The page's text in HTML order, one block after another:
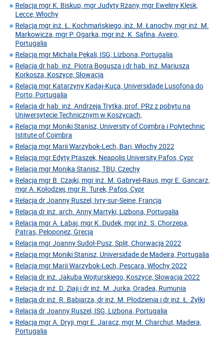
Relacja mgr K. Biskup, mgr Judyty Rżany, mgr Eweliny Klęsk,
Lecce, Włochy
Relacja mgr inż. Ł. Kochmańskiego, inż. M. Łanochy, mgr inż. M.
Markowicza, mgr P. Ogarka, mgr inż. K. Safina, Aveiro,
Portugalia
Relacja mgr Michała Pękali, ISG, Lizbona, Portugalia
Relacja dr hab. inż. Piotra Bogusza i dr hab. inż. Mariusza
Korkosza, Koszyce, Słowacja
Relacja mgr Katarzyny Kadaj-Kuca, Universidade Lusofona do
Porto, Portugalia
Relacja dr hab. inż. Andrzeja Trytka, prof. PRz z pobytu na
Uniwersytecie Technicznym w Koszycach,
Relacja mgr Moniki Stanisz, University of Coimbra i Polytechnic
Istitute of Coimbra
Relacja mgr Marii Warzybok-Lech, Bari, Włochy 2022
Relacja mgr Edyty Ptaszek, Neapolis University Pafos, Cypr
Relacja mgr Monika Stanisz, TBU, Czechy
Relacja mgr B. Czajki, mgr inż. M. Gabryel-Raus, mgr E. Gancarz,
mgr A. Kołodziej, mgr R. Turek, Pafos, Cypr
Relacja dr Joanny Ruszel, Ivry-sur-Seine, Francja
Relacja dr inż. arch. Anny Martyki, Lizbona, Portugalia
Relacja mgr A. Łabaj, mgr K. Dudek, mgr inż. S. Chorzępa,
Patras, Peloponez, Grecja
Relacja mgr Joanny Sudoł-Pusz, Split, Chorwacja 2022
Relacja mgr Moniki Stanisz, Universidade de Madeira, Portugalia
Relacja mgr Marii Warzybok-Lech, Pescara, Włochy 2022
Relacja dr inż. Jakuba Wojturskiego, Koszyce, Słowacja 2022
Relacja dr inż. D. Ziaji i dr inż. M. Jurka, Oradea, Rumunia
Relacja dr inż. R. Babiarza, dr inż. M. Płodzienia i dr inż. Ł. Żyłki
Relacja dr Joanny Ruszel, ISG, Lizbona, Portugalia
Relacja mgr A. Dryji, mgr E. Jaracz, mgr M. Charchut, Madera,
Portugalia